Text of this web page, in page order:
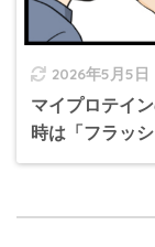
2026年5月5日
マイプロテイ
時は「フラッ